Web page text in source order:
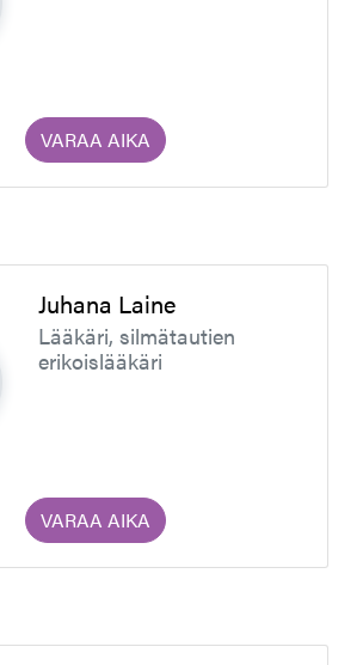
VARAA AIKA
Juhana Laine
Lääkäri, silmätautien
erikoislääkäri
VARAA AIKA